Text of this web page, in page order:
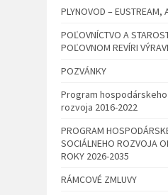
PLYNOVOD – EUSTREAM,
POĽOVNÍCTVO A
POĽOVNOM REVÍRI
POZVÁNKY
Program
rozvoja 2016-2022
PROGRAM
SOCIÁLNEHO ROZVOJA
ROKY 2026-2035
RÁMCOVÉ ZMLUVY